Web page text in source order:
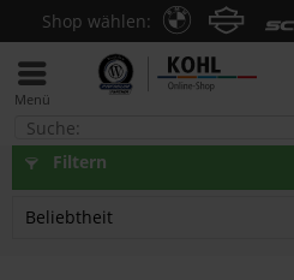
Shop wählen:
Menü
F 800 GS + Adventure
Filtern